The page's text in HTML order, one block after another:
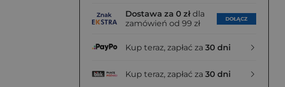
Dostawa za 0 zł dla
zamówień od 99 zł
DOŁĄCZ
Kup teraz, zapłać za 30 dni
Kup teraz, zapłać za 30 dni